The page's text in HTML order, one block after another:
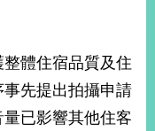
體住宿品質及住
先提出拍攝申請
已影響其他住客